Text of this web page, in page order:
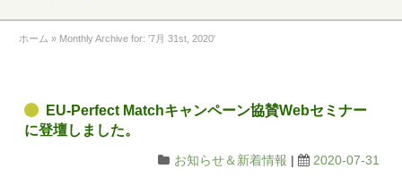
ホーム » Monthly Archive for: '7月 31st, 2020'
EU-Perfect Matchキャンペーン協賛Webセミナー
に登壇しました。
お知らせ＆新着情報 | 2020-07-31